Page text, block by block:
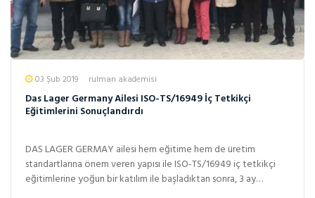
03 Şub 2019 rulman akademisi
Das Lager Germany Ailesi ISO-TS/16949 İç Tetkikçi
Eğitimlerini Sonuçlandırdı
DAS LAGER GERMAY ailesi hem eğitime hem de üretim
standartlarına önem veren yapısı ile ISO-TS/16949 iç tetkikçi
eğitimlerine yoğun bir katılım ile başladıktan sonra, 3 ay